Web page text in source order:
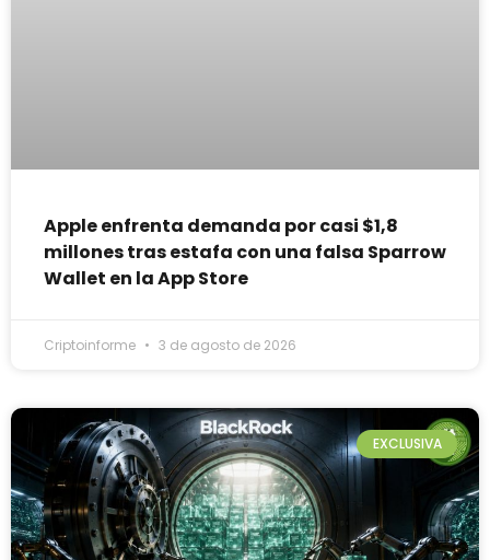
Apple enfrenta demanda por casi $1,8
millones tras estafa con una falsa Sparrow
Wallet en la App Store
Criptoinforme 3 de agosto de 2026
EXCLUSIVA